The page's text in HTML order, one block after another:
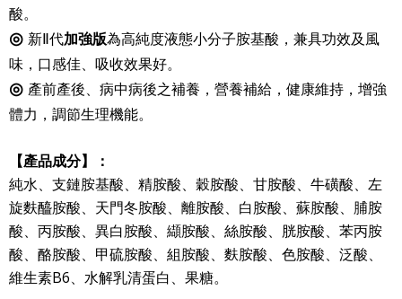
酸。
◎ 新Ⅱ代加強版為高純度液態小分子胺基酸，兼具功效及風
味，口感佳、吸收效果好。
◎ 產前產後、病中病後之補養，營養補給，健康維持， 增強
體力，調節生理機能。
【產品成分】：
純水、 支鏈胺基酸、精胺酸、穀胺酸、甘胺酸、牛磺酸、左
旋麩醯胺酸、天門冬胺酸、離胺酸、白胺酸、蘇胺酸、脯胺
酸、丙胺酸、異白胺酸、纈胺酸、絲胺酸、胱胺酸、苯丙胺
酸、酪胺酸、甲硫胺酸、組胺酸、麩胺酸、色胺酸、 泛酸、
維生素B6、水解乳清蛋白、果糖。